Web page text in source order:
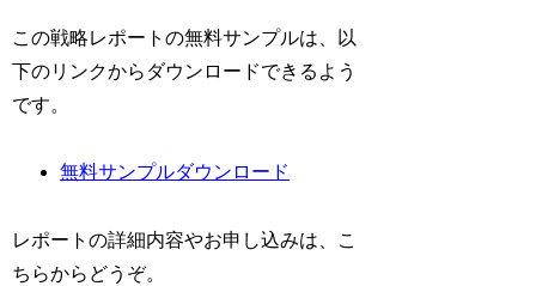
この戦略レポートの無料サンプルは、以
下のリンクからダウンロードできるよう
です。
無料サンプルダウンロード
レポートの詳細内容やお申し込みは、こ
ちらからどうぞ。